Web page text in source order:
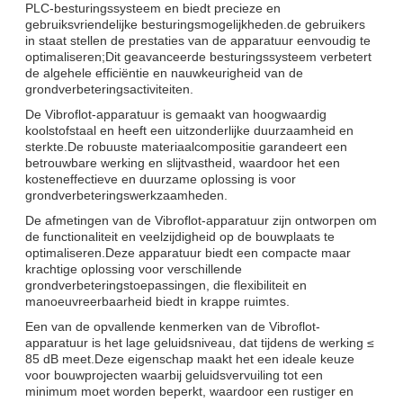
PLC-besturingssysteem en biedt precieze en
gebruiksvriendelijke besturingsmogelijkheden.de gebruikers
in staat stellen de prestaties van de apparatuur eenvoudig te
optimaliseren;Dit geavanceerde besturingssysteem verbetert
de algehele efficiëntie en nauwkeurigheid van de
grondverbeteringsactiviteiten.
De Vibroflot-apparatuur is gemaakt van hoogwaardig
koolstofstaal en heeft een uitzonderlijke duurzaamheid en
sterkte.De robuuste materiaalcompositie garandeert een
betrouwbare werking en slijtvastheid, waardoor het een
kosteneffectieve en duurzame oplossing is voor
grondverbeteringswerkzaamheden.
De afmetingen van de Vibroflot-apparatuur zijn ontworpen om
de functionaliteit en veelzijdigheid op de bouwplaats te
optimaliseren.Deze apparatuur biedt een compacte maar
krachtige oplossing voor verschillende
grondverbeteringstoepassingen, die flexibiliteit en
manoeuvreerbaarheid biedt in krappe ruimtes.
Een van de opvallende kenmerken van de Vibroflot-
apparatuur is het lage geluidsniveau, dat tijdens de werking ≤
85 dB meet.Deze eigenschap maakt het een ideale keuze
voor bouwprojecten waarbij geluidsvervuiling tot een
minimum moet worden beperkt, waardoor een rustiger en